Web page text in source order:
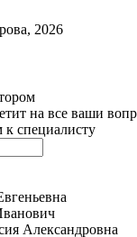
2026
на все ваши
к специалисту
Александровна